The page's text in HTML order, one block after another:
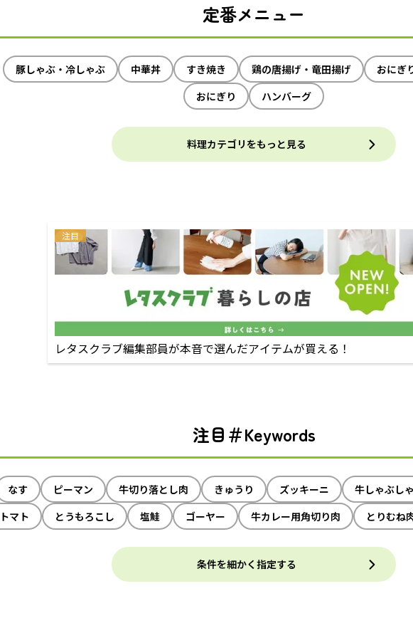
定番メニュー
豚しゃぶ・冷しゃぶ 中華丼 すき焼き 鶏の唐揚げ・竜田揚げ
おにぎ
おにぎり
ハンバーグ
料理カテゴリをもっと見る
注目
レタスクラブ編集部員が本音で選んだアイテムが買える！
注目＃Keywords
なす ピーマン 牛切り落とし肉 きゅうり ズッキーニ
牛しゃぶし
トマト
とうもろこし 塩鮭 ゴーヤー 牛カレー用角切り肉 とりむね
条件を細かく指定する